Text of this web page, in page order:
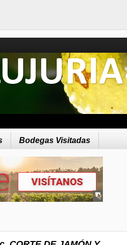
Bodegas Visitadas